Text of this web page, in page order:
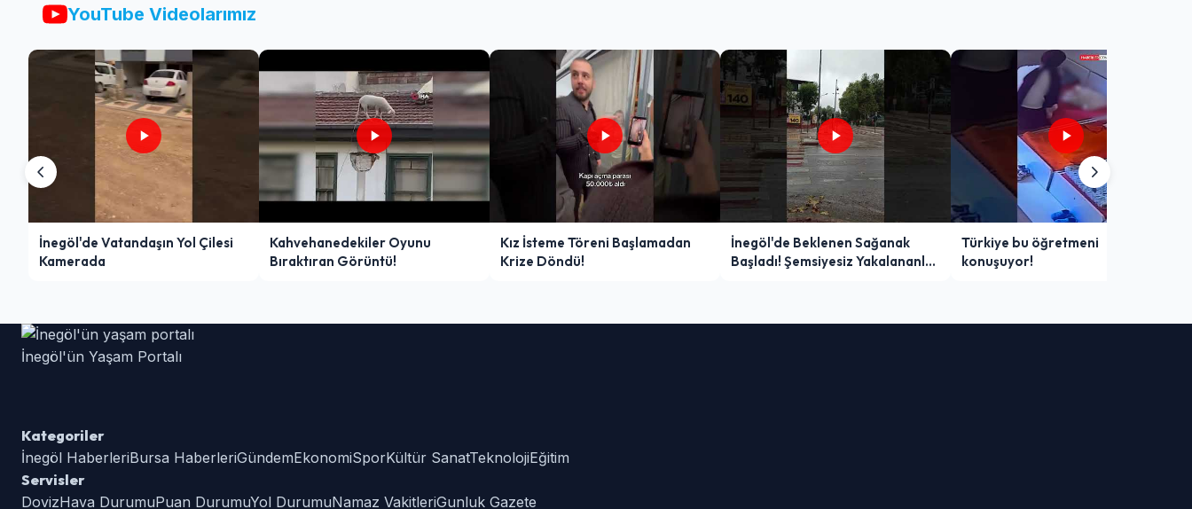
YouTube Videolarımız
İnegöl'de Vatandaşın Yol Çilesi
Kamerada
Kahvehanedekiler Oyunu
Bıraktıran Görüntü!
Kız İsteme Töreni Başlamadan
Krize Döndü!
İnegöl'de Beklenen Sağanak
Başladı! Şemsiyesiz Yakalananlar
Türkiye bu öğretmeni
konuşuyor!
İnegöl'ün Yaşam Portalı
Kategoriler
İnegöl HaberleriBursa HaberleriGündemEkonomiSporKültür SanatTeknolojiEğitim
Servisler
DovizHava DurumuPuan DurumuYol DurumuNamaz VakitleriGunluk Gazete